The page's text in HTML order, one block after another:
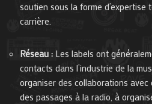
soutien sous la forme d’expertise
carrière.
Réseau : Les labels ont
contacts dans l’industrie de la
organiser des collaborations
des passages à la radio, à